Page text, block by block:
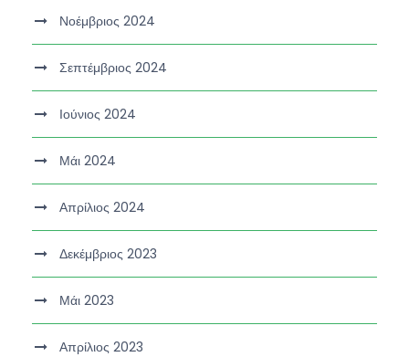
Νοέμβριος 2024
Σεπτέμβριος 2024
Ιούνιος 2024
Μάι 2024
Απρίλιος 2024
Δεκέμβριος 2023
Μάι 2023
Απρίλιος 2023